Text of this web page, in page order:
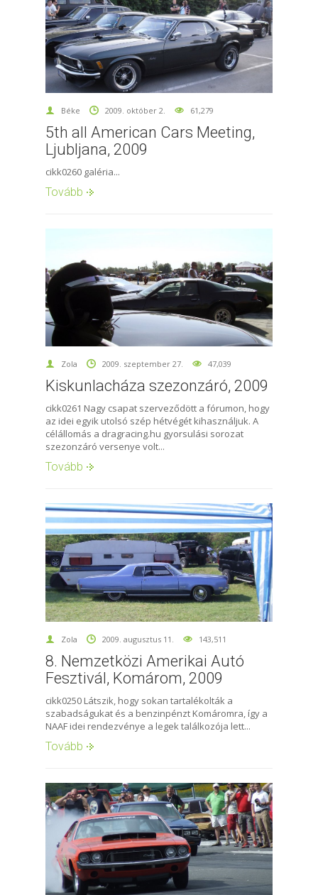
Béke 2009. október 2. 61,279
5th all American Cars Meeting,
Ljubljana, 2009
cikk0260 galéria...
Tovább
Zola 2009. szeptember 27. 47,039
Kiskunlacháza szezonzáró, 2009
cikk0261 Nagy csapat szerveződött a fórumon, hogy
az idei egyik utolsó szép hétvégét kihasználjuk. A
célállomás a dragracing.hu gyorsulási sorozat
szezonzáró versenye volt...
Tovább
Zola 2009. augusztus 11. 143,511
8. Nemzetközi Amerikai Autó
Fesztivál, Komárom, 2009
cikk0250 Látszik, hogy sokan tartalékolták a
szabadságukat és a benzinpénzt Komáromra, így a
NAAF idei rendezvénye a legek találkozója lett...
Tovább